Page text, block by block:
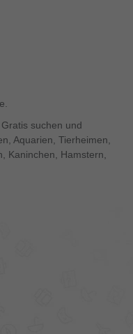
suchen und
Aquarien, Tierheimen,
Kaninchen, Hamstern,